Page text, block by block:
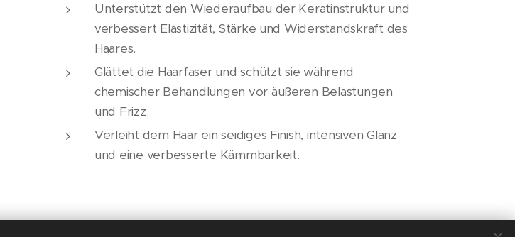
Unterstützt den Wiederaufbau der Keratinstruktur und
verbessert Elastizität, Stärke und Widerstandskraft des
Haares.
Glättet die Haarfaser und schützt sie während
chemischer Behandlungen vor äußeren Belastungen
und Frizz.
Verleiht dem Haar ein seidiges Finish, intensiven Glanz
und eine verbesserte Kämmbarkeit.